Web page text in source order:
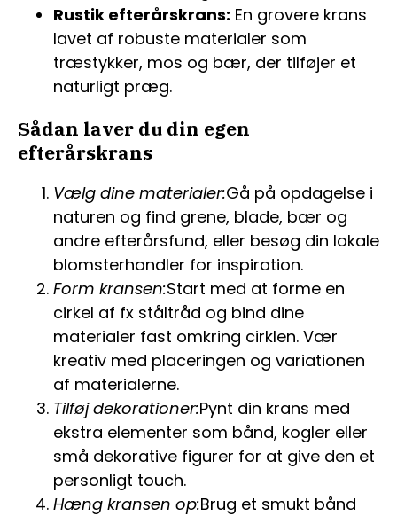
Rustik efterårskrans: En grovere krans
lavet af robuste materialer som
træstykker, mos og bær, der tilføjer et
naturligt præg.
Sådan laver du din egen
efterårskrans
Vælg dine materialer:Gå på opdagelse i
naturen og find grene, blade, bær og
andre efterårsfund, eller besøg din lokale
blomsterhandler for inspiration.
Form kransen:Start med at forme en
cirkel af fx ståltråd og bind dine
materialer fast omkring cirklen. Vær
kreativ med placeringen og variationen
af materialerne.
Tilføj dekorationer:Pynt din krans med
ekstra elementer som bånd, kogler eller
små dekorative figurer for at give den et
personligt touch.
Hæng kransen op:Brug et smukt bånd